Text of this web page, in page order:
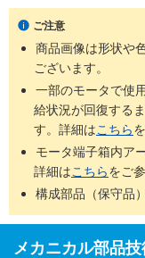
比の両立を可能にしま
・噛み合い率がインボ
しても多くの歯で分散
・減速機部の材質は耐
を使用しています
ご注意
商品画像は形状や
ございます。
一部のモータで使
給状況が回復する
す。詳細はこちら
モータ端子箱内ア
詳細はこちらをご
構成部品（保守品
メカニカル部品技